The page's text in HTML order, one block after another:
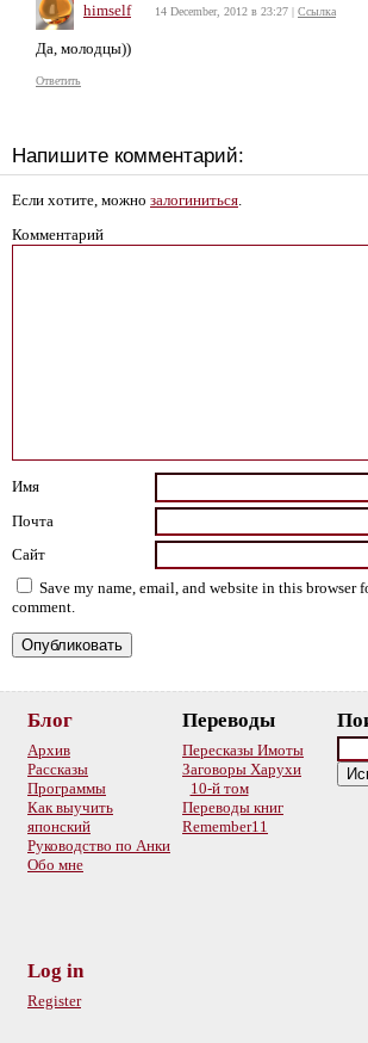
himself 14 December, 2012 в 23:27 | Ссылка
Да, молодцы))
Ответить
Напишите комментарий:
Если хотите, можно залогиниться.
Комментарий
Имя
Почта
Сайт
Save my name, email, and website in this browser
comment.
Блог
Архив
Рассказы
Программы
Как выучить
японский
Руководство по Анки
Обо мне
Переводы
Пересказы Имоты
Заговоры Харухи
10-й том
Переводы книг
Remember11
Log in
Register